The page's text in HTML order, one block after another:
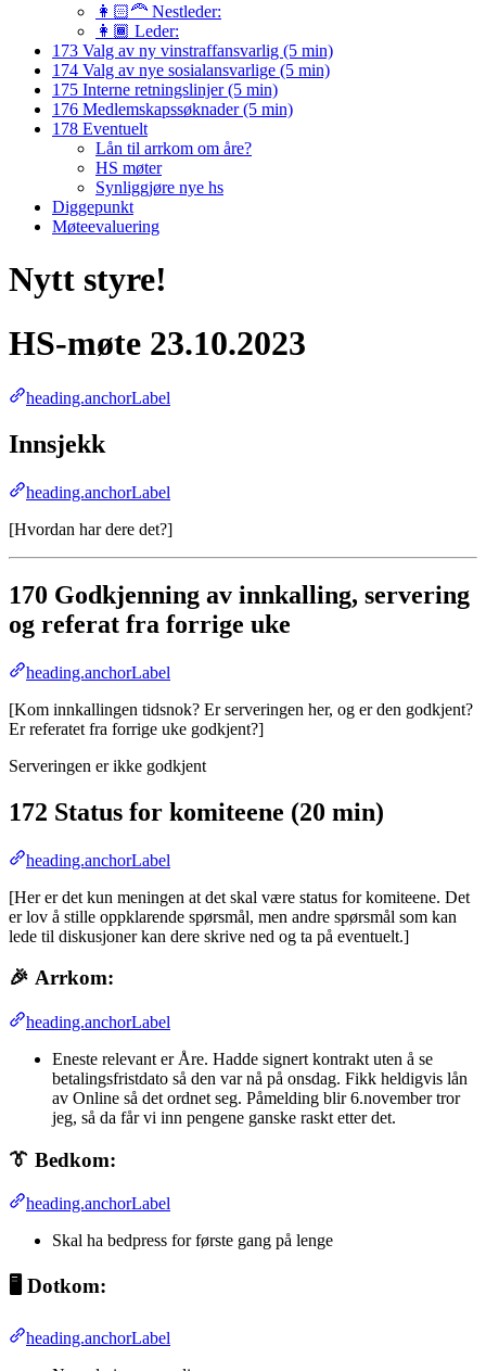
👩🏻‍🦰 Nestleder:
👩🏾 Leder:
173 Valg av ny vinstraffansvarlig (5 min)
174 Valg av nye sosialansvarlige (5 min)
175 Interne retningslinjer (5 min)
176 Medlemskapssøknader (5 min)
178 Eventuelt
Lån til arrkom om åre?
HS møter
Synliggjøre nye hs
Diggepunkt
Møteevaluering
Nytt styre!
HS-møte 23.10.2023
heading.anchorLabel
Innsjekk
heading.anchorLabel
[Hvordan har dere det?]
170 Godkjenning av innkalling, servering
og referat fra forrige uke
heading.anchorLabel
[Kom innkallingen tidsnok? Er serveringen her, og er den godkjent?
Er referatet fra forrige uke godkjent?]
Serveringen er ikke godkjent
172 Status for komiteene (20 min)
heading.anchorLabel
[Her er det kun meningen at det skal være status for komiteene. Det
er lov å stille oppklarende spørsmål, men andre spørsmål som kan
lede til diskusjoner kan dere skrive ned og ta på eventuelt.]
🎉 Arrkom:
heading.anchorLabel
Eneste relevant er Åre. Hadde signert kontrakt uten å se
betalingsfristdato så den var nå på onsdag. Fikk heldigvis lån
av Online så det ordnet seg. Påmelding blir 6.november tror
jeg, så da får vi inn pengene ganske raskt etter det.
👔 Bedkom:
heading.anchorLabel
Skal ha bedpress for første gang på lenge
🖥️ Dotkom:
heading.anchorLabel